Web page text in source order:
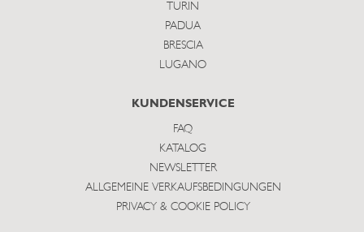
TURIN
PADUA
BRESCIA
LUGANO
KUNDENSERVICE
FAQ
KATALOG
NEWSLETTER
ALLGEMEINE VERKAUFSBEDINGUNGEN
PRIVACY & COOKIE POLICY